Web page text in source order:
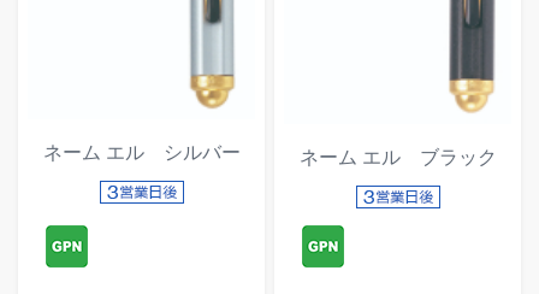
ネーム エル シルバー ネーム エル ブラック